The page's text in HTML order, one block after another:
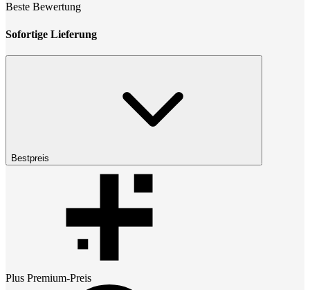
Beste Bewertung
Sofortige Lieferung
Bestpreis
Plus Premium-Preis